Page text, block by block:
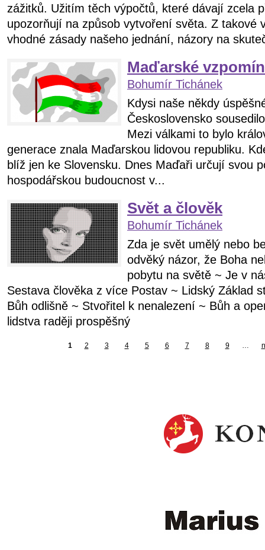
zážitků. Užitím těch výpočtů, které dávají zcela
upozorňují na způsob vytvoření světa. Z takové
vhodné zásady našeho jednání, názory na
Maďarské
Bohumír Tichánek
Kdysi naše někdy
Československo
Mezi válkami to bylo
generace znala Maďarskou lidovou republiku.
blíž jen ke Slovensku. Dnes Maďaři určují svou
hospodářskou budoucnost v...
Svět a člověk
Bohumír Tichánek
Zda je svět umělý nebo
odvěký názor, že Boha
pobytu na světě ~ Je v
Sestava člověka z více Postav ~ Lidský Základ
Bůh odlišně ~ Stvořitel k nenalezení ~ Bůh a
lidstva raději prospěšný
1 2 3 4 5 6 7 8 9 …